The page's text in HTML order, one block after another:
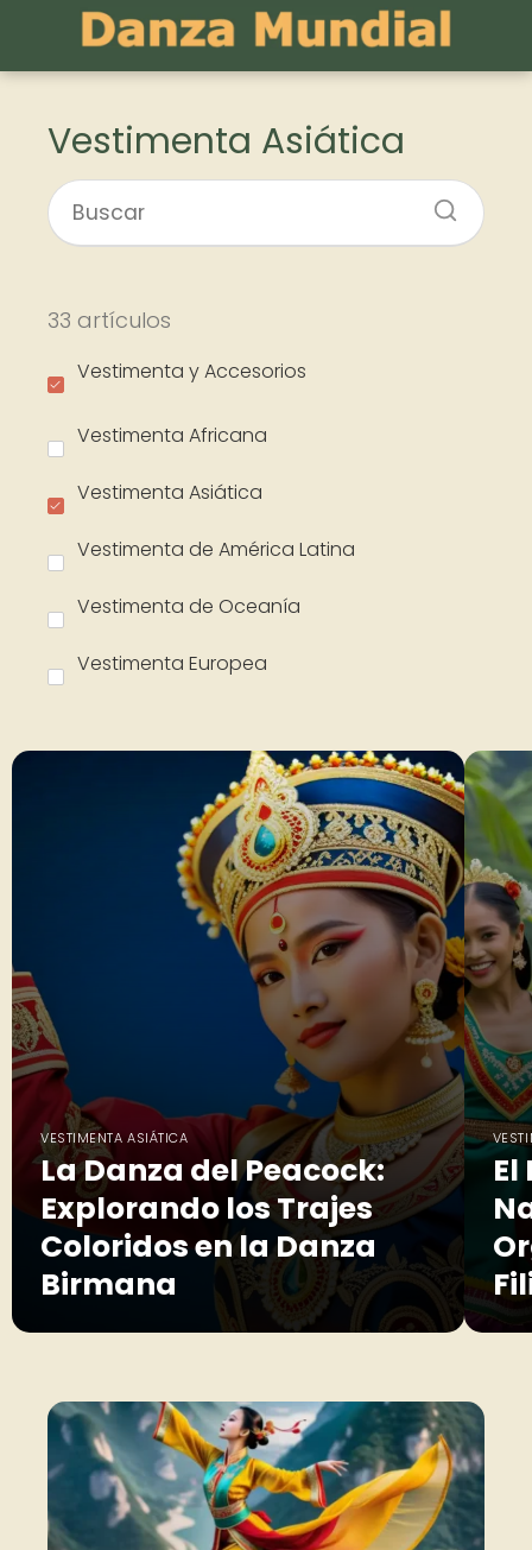
Vestimenta Asiática
33 artículos
Vestimenta y Accesorios
Vestimenta Africana
Vestimenta Asiática
Vestimenta de América Latina
Vestimenta de Oceanía
Vestimenta Europea
VESTIMENTA ASIÁTICA
La Danza del Peacock:
Explorando los Trajes
Coloridos en la Danza
Birmana